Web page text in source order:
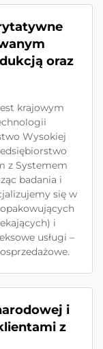
oraz
krajowym
Wysokiej
z Systemem
badania i
się w
i
usługi –
i
z